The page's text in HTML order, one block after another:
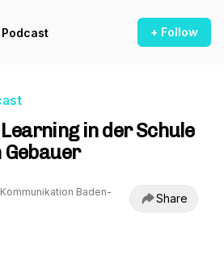
Podcast + Follow
in der Schule
Baden-
Share